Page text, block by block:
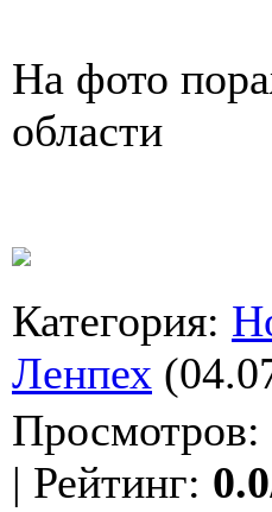
На фото
области
Категория:
Ленпех
Просмотров:
| Рейтинг: 0.0